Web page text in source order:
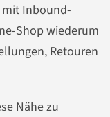
mit Inbound-
Shop wiederum
Retouren
Nähe zu